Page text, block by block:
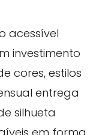
acessível
investimento
cores, estilos
entrega
silhueta